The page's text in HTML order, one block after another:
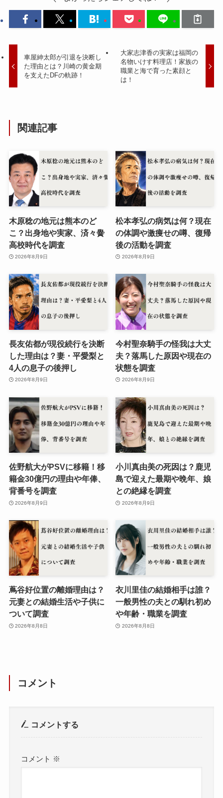
車屋紳太郎が引退を決断し
た理由とは？川崎の黄金期
を支えたDFの軌跡！
大家志津香の実家は福岡の
名物いけす料理店！家族の
職業と海で育った素顔と
は！
関連記事
木原稔の地元は熊本のど
こ？出身地や実家、済々黌
高校時代を調査
2026年8月9日
松本孝弘の病気は何？現在
の体調や激痩せの噂、復帰
後の活動を調査
2026年8月9日
長友佑都が現役続行を決断
した理由は？妻・平愛梨と
4人の息子の後押し
2026年8月9日
今村聖奈騎手の怪我は大丈
夫？落馬した原因や現在の
状態を調査
2026年8月9日
佐野航大がPSVに移籍！移
籍金30億円の理由や年俸、
背番号を調査
2026年8月9日
小川真由美の死因は？鹿児
島で迎えた最期や晩年、娘
との絶縁を調査
2026年8月9日
蔦谷好位置の離婚理由は？
元妻との結婚生活や子供に
ついて調査
2026年8月8日
衣川里佳の結婚相手は誰？
一般男性の夫との馴れ初め
や年齢・職業を調査
2026年8月8日
コメント
コメントする
コメント ※